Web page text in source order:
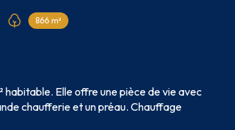
866 m²
habitable. Elle offre une pièce de vie avec
chaufferie et un préau. Chauffage